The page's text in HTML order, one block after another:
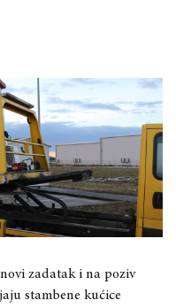
zadatak i na poziv
stambene kućice